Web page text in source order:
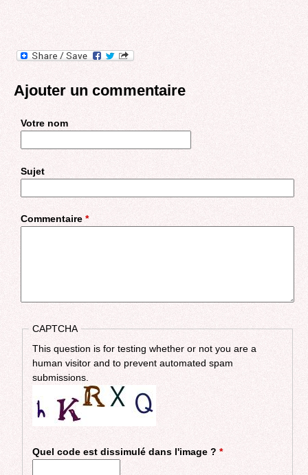
Ajouter un commentaire
Votre nom
Sujet
Commentaire *
CAPTCHA
This question is for testing whether or not you are a
human visitor and to prevent automated spam
submissions.
Quel code est dissimulé dans l'image ? *